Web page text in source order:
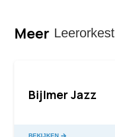
Meer Leerorkest
Bijlmer Jazz